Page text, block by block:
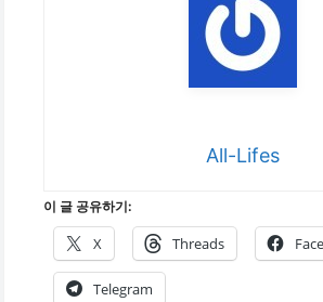
All-Lifes
이 글 공유하기:
X Threads
Telegram